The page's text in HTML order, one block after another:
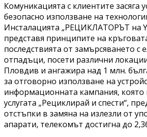
Комуникацията с клиентите засяга
безопасно използване на
Инсталацията „РЕЦИКЛАТОРЪТ на
представя принципите на
последствията от замърсяването с
отпадъци, посети различни
Пловдив и ангажира над 1 млн.
за отговорно използване на
информационната кампания, която
услугата „Рециклирай и спести“,
отстъпки в замяна на излезли от
апарати, телекомът достигна до